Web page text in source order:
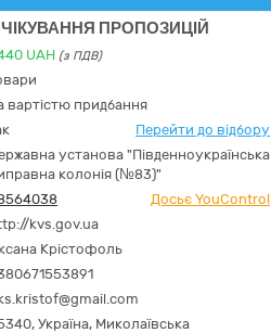
ПРОПОЗИЦІЙ
UAH (з ПДВ)
вартістю придбання
Перейти до відбору
установа "Південноукраїнська
колонія (№83)"
Досьє YouControl
kvs.gov.ua
Крістофоль
Україна, Миколаївська